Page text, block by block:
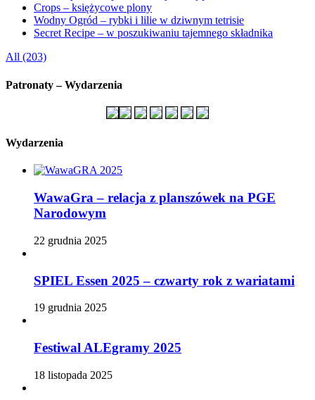
Crops – księżycowe plony
Wodny Ogród – rybki i lilie w dziwnym tetrisie
Secret Recipe – w poszukiwaniu tajemnego składnika
All (203)
Patronaty – Wydarzenia
Wydarzenia
WawaGra – relacja z planszówek na PGE
Narodowym
22 grudnia 2025
SPIEL Essen 2025 – czwarty rok z wariatami
19 grudnia 2025
Festiwal ALEgramy 2025
18 listopada 2025